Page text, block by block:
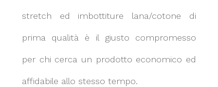
stretch ed imbottiture lana/cotone di
prima qualità è il giusto compromesso
per chi cerca un prodotto economico ed
affidabile allo stesso tempo.